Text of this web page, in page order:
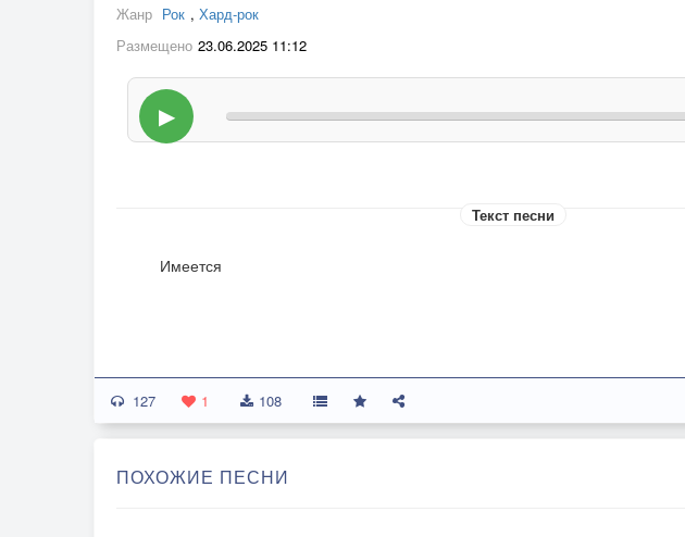
Жанр Рок , Хард-рок
Размещено 23.06.2025 11:12
▶
Текст песни
Имеется
127 1 108
ПОХОЖИЕ ПЕСНИ